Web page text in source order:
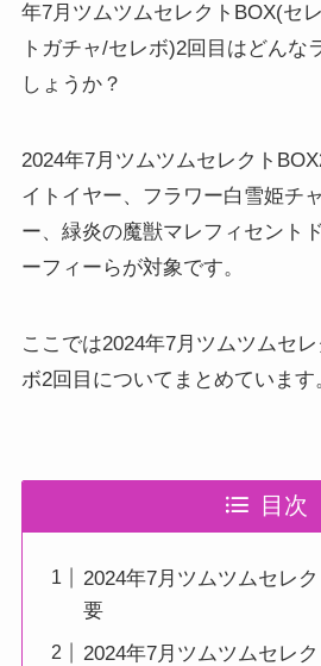
年7月ツムツムセレクトBOX(セ
トガチャ/セレボ)2回目はどんな
しょうか？
2024年7月ツムツムセレクト
イトイヤー、フラワー白雪姫チ
ー、緑炎の魔獣マレフィセント
ーフィーらが対象です。
ここでは2024年7月ツムツムセ
ボ2回目についてまとめています
目次
2024年7月ツムツムセレ
要
2024年7月ツムツムセレ